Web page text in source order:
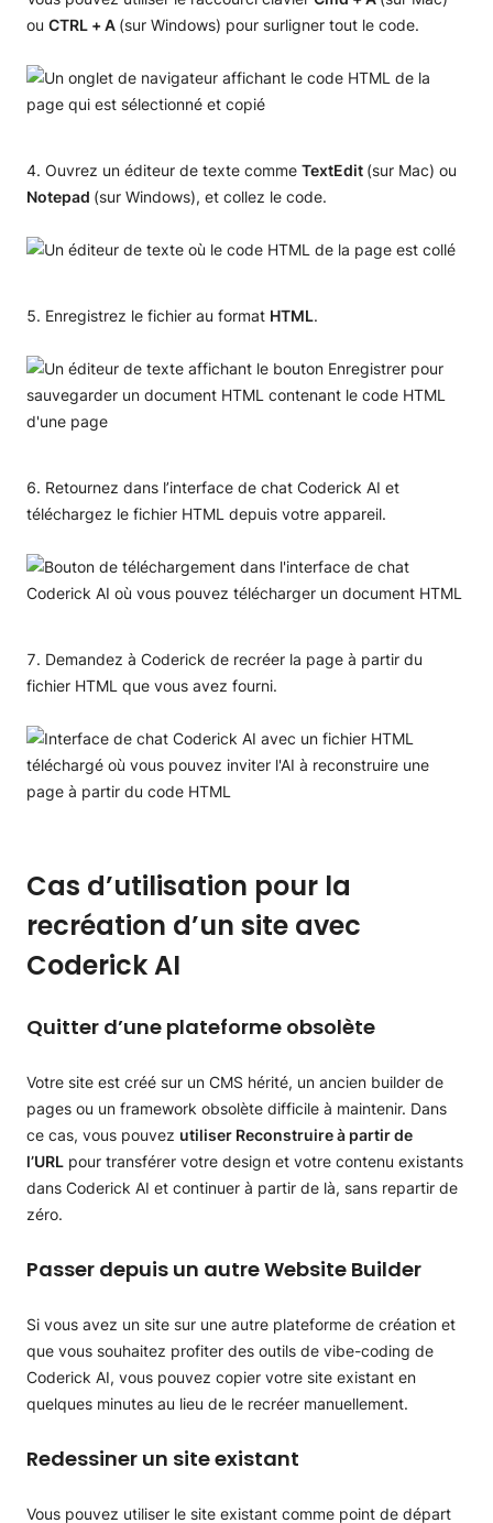
ou CTRL + A (sur Windows) pour surligner tout le code.
Ouvrez un éditeur de texte comme TextEdit (sur Mac) ou
Notepad (sur Windows), et collez le code.
Enregistrez le fichier au format HTML.
Retournez dans l’interface de chat Coderick AI et
téléchargez le fichier HTML depuis votre appareil.
Demandez à Coderick de recréer la page à partir du
fichier HTML que vous avez fourni.
Cas d’utilisation pour la
recréation d’un site avec
Coderick AI
Quitter d’une plateforme obsolète
Votre site est créé sur un CMS hérité, un ancien builder de
pages ou un framework obsolète difficile à maintenir. Dans
ce cas, vous pouvez utiliser Reconstruire à partir de
l’URL pour transférer votre design et votre contenu existants
dans Coderick AI et continuer à partir de là, sans repartir de
zéro.
Passer depuis un autre Website Builder
Si vous avez un site sur une autre plateforme de création et
que vous souhaitez profiter des outils de vibe-coding de
Coderick AI, vous pouvez copier votre site existant en
quelques minutes au lieu de le recréer manuellement.
Redessiner un site existant
Vous pouvez utiliser le site existant comme point de départ